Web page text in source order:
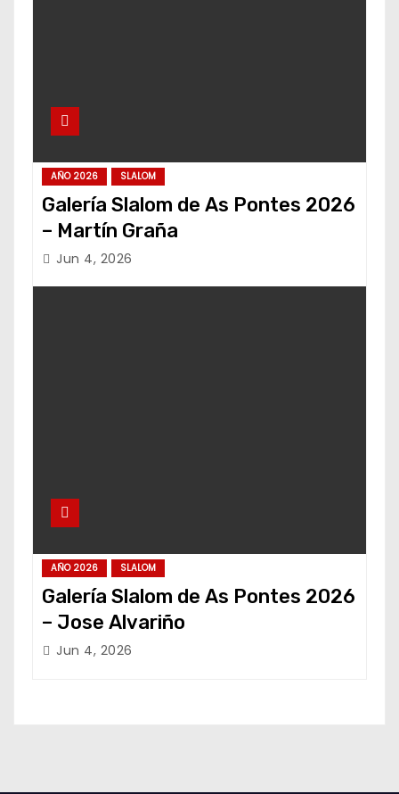
AÑO 2026 SLALOM
Galería Slalom de As Pontes 2026
– Martín Graña
Jun 4, 2026
AÑO 2026 SLALOM
Galería Slalom de As Pontes 2026
– Jose Alvariño
Jun 4, 2026